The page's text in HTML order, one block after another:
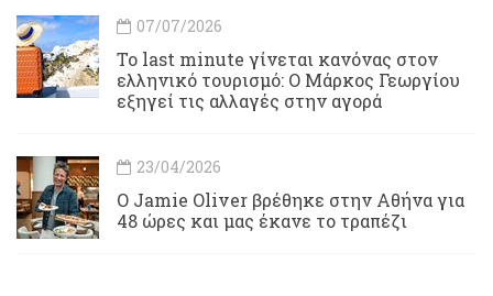
07/07/2026
Το last minute γίνεται κανόνας στον
ελληνικό τουρισμό: Ο Μάρκος Γεωργίου
εξηγεί τις αλλαγές στην αγορά
23/04/2026
Ο Jamie Oliver βρέθηκε στην Αθήνα για
48 ώρες και μας έκανε το τραπέζι